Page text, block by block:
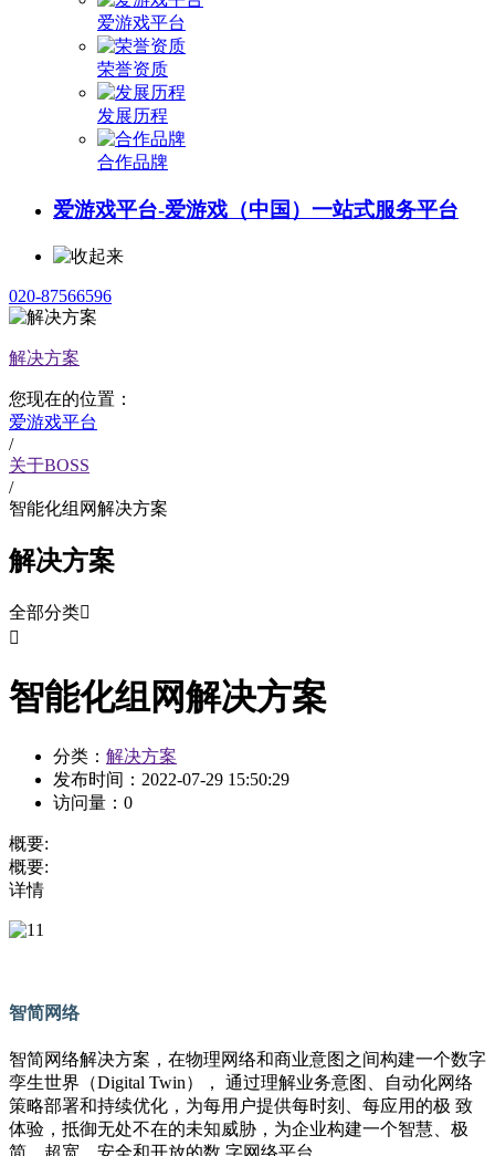
爱游戏平台
荣誉资质
发展历程
合作品牌
爱游戏平台-爱游戏（中国）一站式服务平台
020-87566596
解决方案
您现在的位置：
爱游戏平台
/
关于BOSS
/
智能化组网解决方案
解决方案
全部分类

智能化组网解决方案
分类： 解决方案
发布时间： 2022-07-29 15:50:29
访问量： 0
概要:
概要:
详情
智简网络
智简网络解决方案，在物理网络和商业意图之间构建一个数字
孪生世界（Digital Twin）， 通过理解业务意图、自动化网络
策略部署和持续优化，为每用户提供每时刻、每应用的极 致
体验，抵御无处不在的未知威胁，为企业构建一个智慧、极